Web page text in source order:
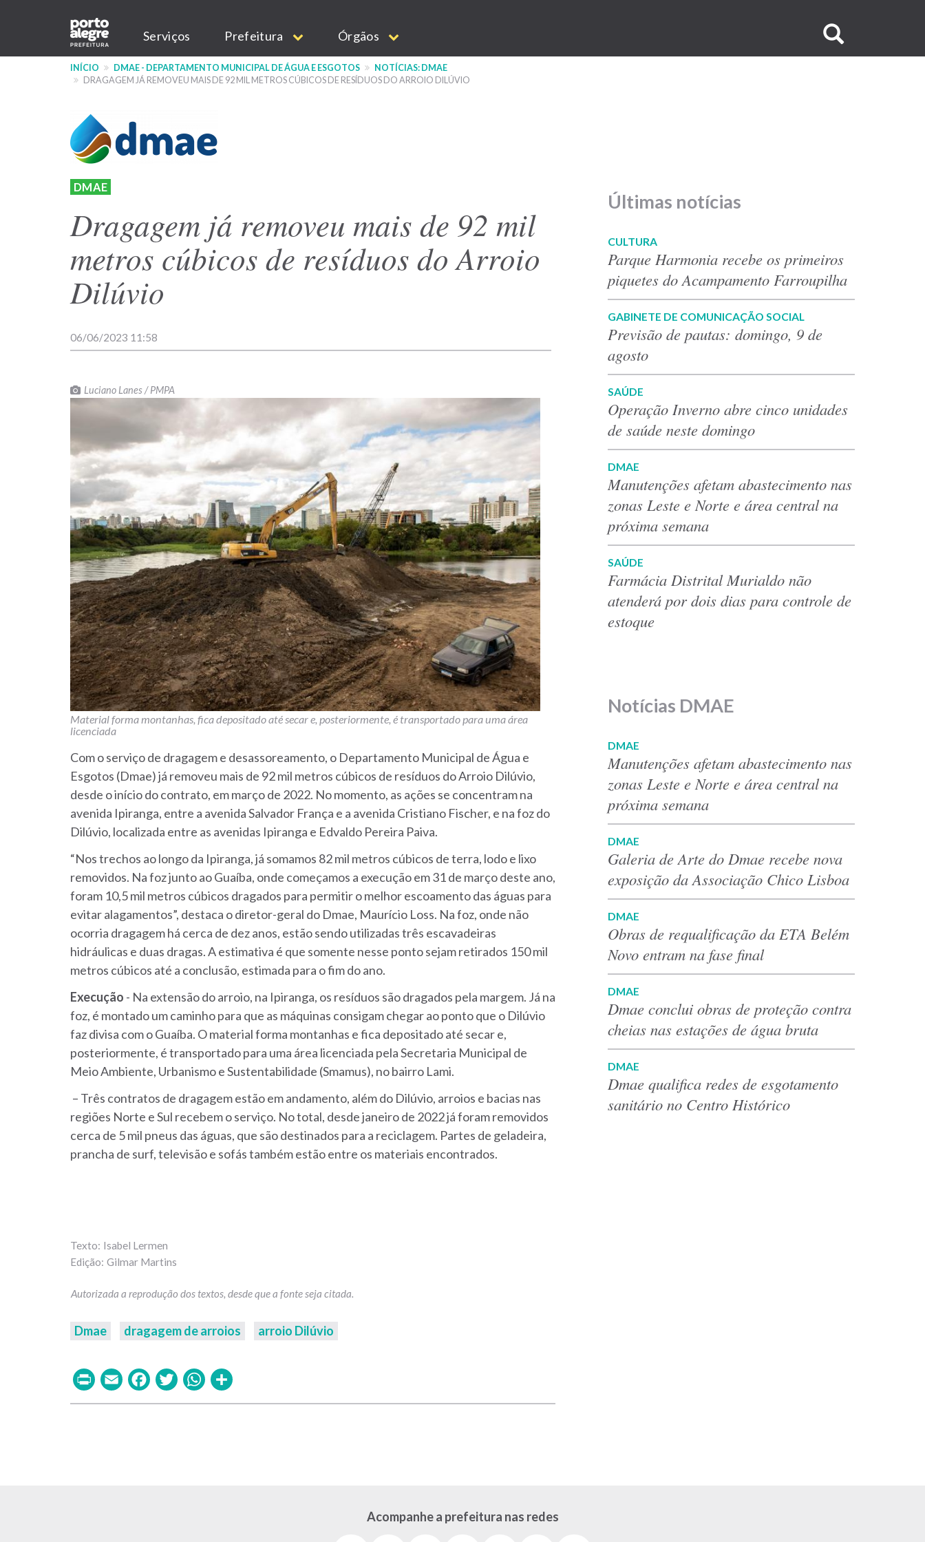
conteúdo
Main
navigation
Serviços Prefeitura Órgãos
no
INÍCIO DMAE - DEPARTAMENTO MUNICIPAL DE ÁGUA E ESGOTOS
NOTÍCIAS: DMAE
DRAGAGEM JÁ REMOVEU MAIS DE 92 MIL METROS CÚBICOS DE RESÍDUOS DO ARROIO DILÚVIO
DMAE
Dragagem já removeu mais de 92 mil
metros cúbicos de resíduos do Arroio
Dilúvio
06/06/2023 11:58
Luciano Lanes / PMPA
Material forma montanhas, fica depositado até secar e, posteriormente, é transportado para uma área
licenciada
Com o serviço de dragagem e desassoreamento, o Departamento Municipal de Água e
Esgotos (Dmae) já removeu mais de 92 mil metros cúbicos de resíduos do Arroio Dilúvio,
desde o início do contrato, em março de 2022. No momento, as ações se concentram na
avenida Ipiranga, entre a avenida Salvador França e a avenida Cristiano Fischer, e na foz do
Dilúvio, localizada entre as avenidas Ipiranga e Edvaldo Pereira Paiva.
“Nos trechos ao longo da Ipiranga, já somamos 82 mil metros cúbicos de terra, lodo e lixo
removidos. Na foz junto ao Guaíba, onde começamos a execução em 31 de março deste ano,
foram 10,5 mil metros cúbicos dragados para permitir o melhor escoamento das águas para
evitar alagamentos”, destaca o diretor-geral do Dmae, Maurício Loss. Na foz, onde não
ocorria dragagem há cerca de dez anos, estão sendo utilizadas três escavadeiras
hidráulicas e duas dragas. A estimativa é que somente nesse ponto sejam retirados 150 mil
metros cúbicos até a conclusão, estimada para o fim do ano.
Execução - Na extensão do arroio, na Ipiranga, os resíduos são dragados pela margem. Já na
foz, é montado um caminho para que as máquinas consigam chegar ao ponto que o Dilúvio
faz divisa com o Guaíba. O material forma montanhas e fica depositado até secar e,
posteriormente, é transportado para uma área licenciada pela Secretaria Municipal de
Meio Ambiente, Urbanismo e Sustentabilidade (Smamus), no bairro Lami.
– Três contratos de dragagem estão em andamento, além do Dilúvio, arroios e bacias nas
regiões Norte e Sul recebem o serviço. No total, desde janeiro de 2022 já foram removidos
cerca de 5 mil pneus das águas, que são destinados para a reciclagem. Partes de geladeira,
prancha de surf, televisão e sofás também estão entre os materiais encontrados.
Isabel Lermen
Gilmar Martins
Dmae dragagem de arroios arroio Dilúvio
PrintEmailFacebook
TwitterWhatsApp
Últimas notícias
CULTURA
Parque Harmonia recebe os primeiros
piquetes do Acampamento Farroupilha
GABINETE DE COMUNICAÇÃO SOCIAL
Previsão de pautas: domingo, 9 de
agosto
SAÚDE
Operação Inverno abre cinco unidades
de saúde neste domingo
DMAE
Manutenções afetam abastecimento nas
zonas Leste e Norte e área central na
próxima semana
SAÚDE
Farmácia Distrital Murialdo não
atenderá por dois dias para controle de
estoque
Notícias DMAE
DMAE
Manutenções afetam abastecimento nas
zonas Leste e Norte e área central na
próxima semana
DMAE
Galeria de Arte do Dmae recebe nova
exposição da Associação Chico Lisboa
DMAE
Obras de requalificação da ETA Belém
Novo entram na fase final
DMAE
Dmae conclui obras de proteção contra
cheias nas estações de água bruta
DMAE
Dmae qualifica redes de esgotamento
sanitário no Centro Histórico
Acompanhe a prefeitura nas redes